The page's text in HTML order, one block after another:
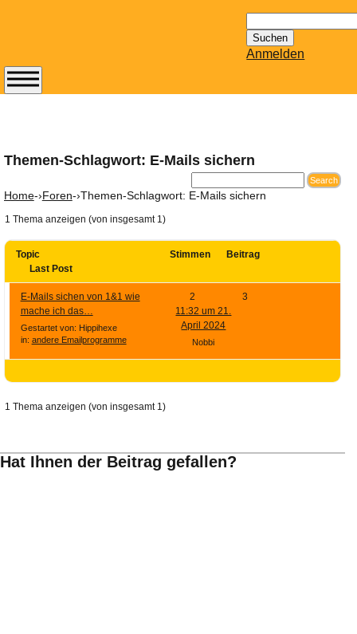
nach:
Anmelden
Themen-Schlagwort: E-Mails sichern
Home-›Foren-›Themen-Schlagwort: E-Mails sichern
1 Thema anzeigen (von insgesamt 1)
Topic Stimmen
Beitrag
Last Post
E-Mails sichen von 1&1 wie
mache ich das…
Gestartet von: Hippihexe
in: andere Emailprogramme
2
3
11:32 um 21.
April 2024
Nobbi
1 Thema anzeigen (von insgesamt 1)
Hat Ihnen der Beitrag gefallen?
Abonnieren Sie den
Newsletter von
kostenlos.
Tipps zu Thema
Email für Sie
bereithält!
Wie z.B. Outlook,
GMail, Thunderbird
oder auch
KuNoMail, usw.
Ihre E-Mail
Adresse:
E-Mail
E-Mail bestätigen